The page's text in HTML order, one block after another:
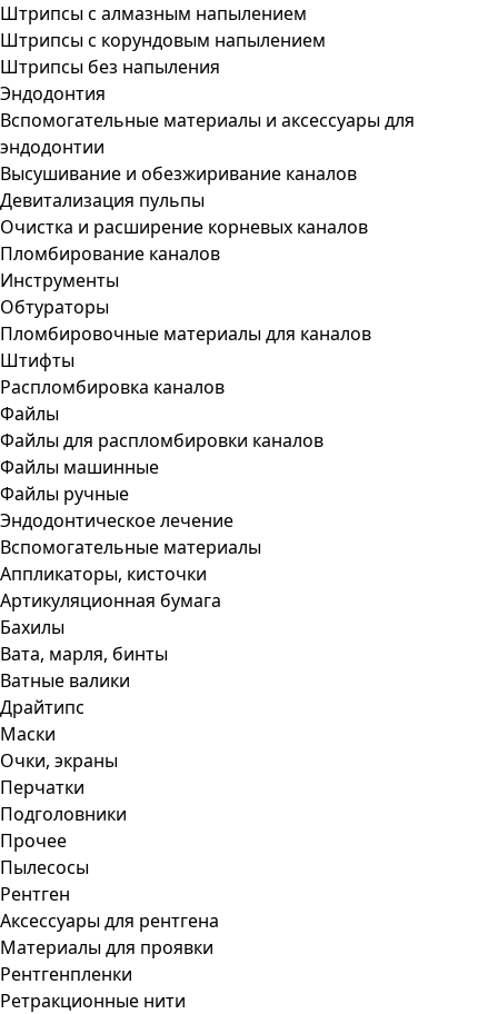
Штрипсы c алмазным напылением
Штрипсы c корундовым напылением
Штрипсы без напыления
Эндодонтия
Вспомогательные материалы и аксессуары для
эндодонтии
Высушивание и обезжиривание каналов
Девитализация пульпы
Очистка и расширение корневых каналов
Пломбирование каналов
Инструменты
Обтураторы
Пломбировочные материалы для каналов
Штифты
Распломбировка каналов
Файлы
Файлы для распломбировки каналов
Файлы машинные
Файлы ручные
Эндодонтическое лечение
Вспомогательные материалы
Аппликаторы, кисточки
Артикуляционная бумага
Бахилы
Вата, марля, бинты
Ватные валики
Драйтипс
Маски
Очки, экраны
Перчатки
Подголовники
Прочее
Пылесосы
Рентген
Аксессуары для рентгена
Материалы для проявки
Рентгенпленки
Ретракционные нити